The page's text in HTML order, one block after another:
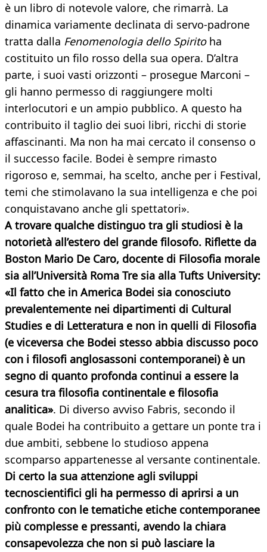
è un libro di notevole valore, che rimarrà. La
dinamica variamente declinata di servo-padrone
tratta dalla Fenomenologia dello Spiritoha
costituito un filo rosso della sua opera. D’altra
parte, i suoi vasti orizzonti – prosegue Marconi –
gli hanno permesso di raggiungere molti
interlocutori e un ampio pubblico. A questo ha
contribuito il taglio dei suoi libri, ricchi di storie
affascinanti. Ma non ha mai cercato il consenso o
il successo facile. Bodei è sempre rimasto
rigoroso e, semmai, ha scelto, anche per i Festival,
temi che stimolavano la sua intelligenza e che poi
conquistavano anche gli spettatori».
A trovare qualche distinguo tra gli studiosi è la
notorietà all’estero del grande filosofo. Riflette da
Boston Mario De Caro, docente di Filosofia morale
sia all’Università Roma Tre sia alla Tufts University:
«Il fatto che in America Bodei sia conosciuto
prevalentemente nei dipartimenti di Cultural
Studies e di Letteratura e non in quelli di Filosofia
(e viceversa che Bodei stesso abbia discusso poco
con i filosofi anglosassoni contemporanei) è un
segno di quanto profonda continui a essere la
cesura tra filosofia continentale e filosofia
analitica». Di diverso avviso Fabris, secondo il
quale Bodei ha contribuito a gettare un ponte tra i
due ambiti, sebbene lo studioso appena
scomparso appartenesse al versante continentale.
Di certo la sua attenzione agli sviluppi
tecnoscientifici gli ha permesso di aprirsi a un
confronto con le tematiche etiche contemporanee
più complesse e pressanti, avendo la chiara
consapevolezza che non si può lasciare la